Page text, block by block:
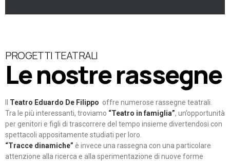
PROGETTI TEATRALI
Le nostre rassegne
Teatro Eduardo De Filippo offre numerose rassegne teatrali.
Tra le più interessanti, troviamo “Teatro in famiglia”, un’opportunità
per genitori e figli di trascorrere del tempo insieme divertendosi con
spettacoli appositamente studiati per loro.
“Tracce dinamiche” è invece una rassegna con una particolare
attenzione alla ricerca e alla sperimentazione di nuove forme